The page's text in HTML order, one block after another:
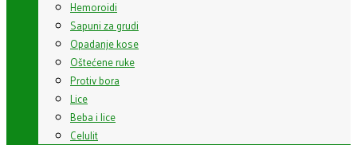
Hemoroidi
Sapuni za grudi
Opadanje kose
Oštećene ruke
Protiv bora
Lice
Beba i lice
Celulit